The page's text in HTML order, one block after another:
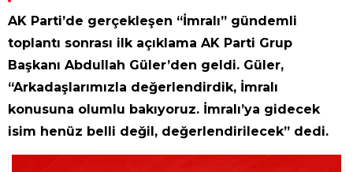
AK Parti’de gerçekleşen “İmralı” gündemli
toplantı sonrası ilk açıklama AK Parti Grup
Başkanı Abdullah Güler’den geldi. Güler,
“Arkadaşlarımızla değerlendirdik, İmralı
konusuna olumlu bakıyoruz. İmralı’ya gidecek
isim henüz belli değil, değerlendirilecek” dedi.